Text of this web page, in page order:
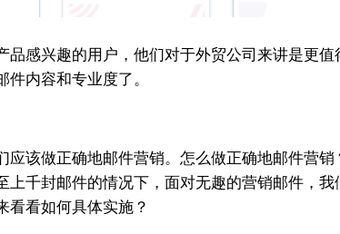
感兴趣的用户，他们对于外贸公司来讲是更
内容和专业度了。
该做正确地邮件营销。怎么做正确地邮件营
千封邮件的情况下，面对无趣的营销邮件，
看看如何具体实施？